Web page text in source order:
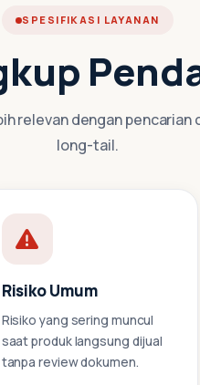
SPESIFIKASI LAYANAN
relevan dengan pencarian
long-tail.
Risiko Umum
Risiko yang sering muncul
saat produk langsung dijual
tanpa review dokumen.